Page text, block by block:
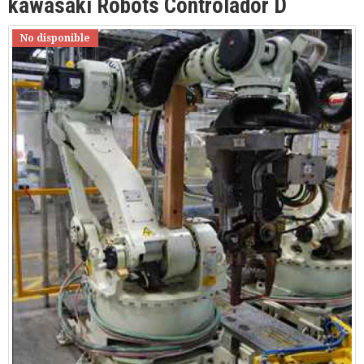
kawasaki Robots Controlador D
No disponible